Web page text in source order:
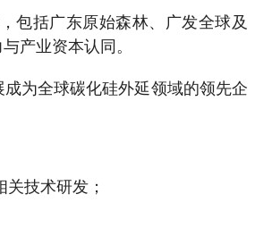
包括广东原始森林、广发全球及
产业资本认同。
为全球碳化硅外延领域的领先企
技术研发；